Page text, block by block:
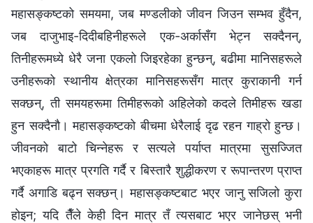
महासङ्कष्टको समयमा, जब मण्डलीको जीवन जिउन सम्भव हुँदैन,
जब दाजुभाइ-दिदीबहिनीहरूले एक-अर्कासँग भेट्न सक्दैनन्,
तिनीहरूमध्ये धेरै जना एकलो जिइरहेका हुन्छन्, बढीमा मानिसहरूले
उनीहरूको स्थानीय क्षेत्रका मानिसहरूसँग मात्र कुराकानी गर्न
सक्छन्, ती समयहरूमा तिमीहरूको अहिलेको कदले तिमीहरू खडा
हुन सक्दैनौ। महासङ्कष्टको बीचमा धेरैलाई दृढ रहन गाह्रो हुन्छ।
जीवनको बाटो चिन्नेहरू र सत्यले पर्याप्त मात्रमा सुसज्जित
भएकाहरू मात्र प्रगति गर्दै र बिस्तारै शुद्धीकरण र रूपान्तरण प्राप्त
गर्दै अगाडि बढ्न सक्छन्। महासङ्कष्टबाट भएर जानु सजिलो कुरा
होइन; यदि तैँले केही दिन मात्र तँ त्यसबाट भएर जानेछस् भनी